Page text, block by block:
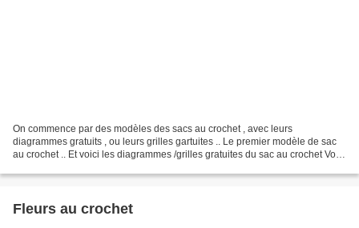
On commence par des modèles des sacs au crochet , avec leurs
diagrammes gratuits , ou leurs grilles gartuites .. Le premier modèle de sac
au crochet .. Et voici les diagrammes /grilles gratuites du sac au crochet Voici
Fleurs au crochet